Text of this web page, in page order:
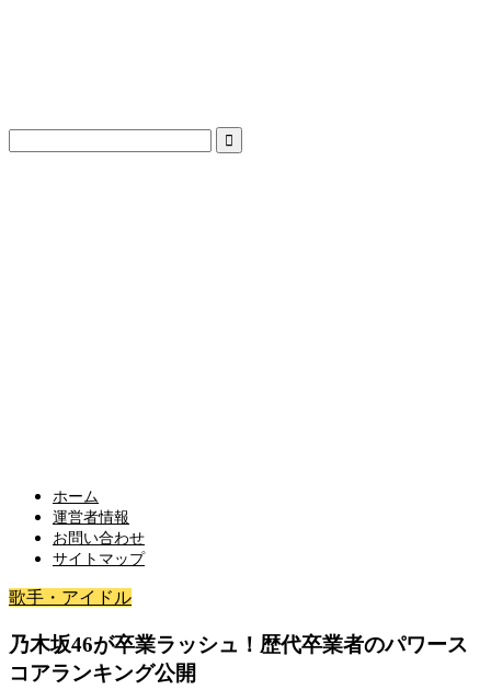
ホーム
運営者情報
お問い合わせ
サイトマップ
歌手・アイドル
乃木坂46が卒業ラッシュ！歴代卒業者のパワース
コアランキング公開